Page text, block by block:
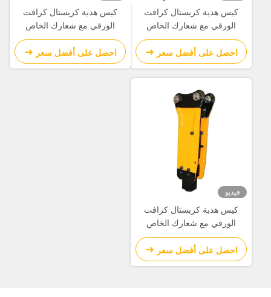
كيس هدية كريستال كرافت
الورقي مع شعارك الخاص
لحفلة عيد الميلاد الزخرفية
احصل على أفضل سعر
كيس هدية كريستال كرافت
الورقي مع شعارك الخاص
لحفلة عيد الميلاد الزخرفية
احصل على أفضل سعر
فيديو
كيس هدية كريستال كرافت
الورقي مع شعارك الخاص
لحفلة عيد الميلاد الزخرفية
احصل على أفضل سعر